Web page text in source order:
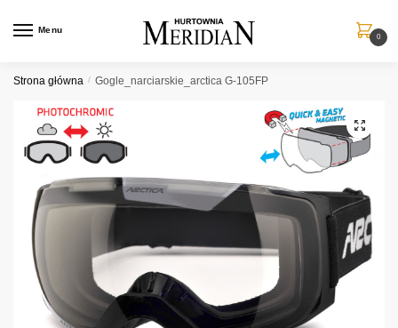
Menu
0
Strona główna / Gogle_narciarskie_arctica G-105FP